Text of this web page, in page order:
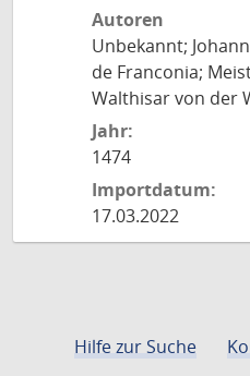
Autoren
Unbekannt;
de Franconia;
Walthisar von der
Jahr:
1474
Importdatum:
17.03.2022
Hilfe zur Suche